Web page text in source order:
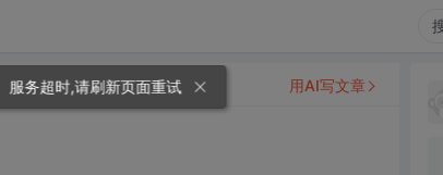
用AI写文章
服务超时,请刷新页面重试